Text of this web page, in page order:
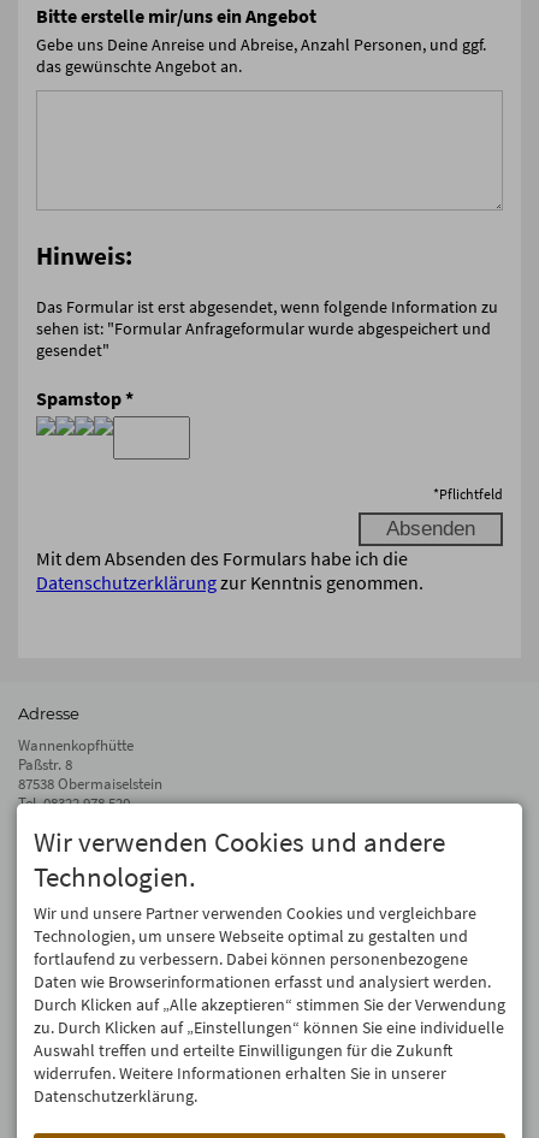
Bitte erstelle mir/uns ein Angebot
Gebe uns Deine Anreise und Abreise, Anzahl Personen, und ggf.
das gewünschte Angebot an.
Hinweis:
Das Formular ist erst abgesendet, wenn folgende Information zu
sehen ist: "Formular Anfrageformular wurde abgespeichert und
gesendet"
Spamstop*
*Pflichtfeld
Mit dem Absenden des Formulars habe ich die
Datenschutzerklärungzur Kenntnis genommen.
Adresse
Wannenkopfhütte
Paßstr. 8
87538 Obermaiselstein
Tel.08322 978 520
info@wannenkopfhuette.de
Auf dem Laufenden bleiben
Wir geben Deine E-Mail-Adresse nicht weiter. Wir mögen auch keinen Spam.
Versprochen! Eine Abmeldung ist jederzeit möglich.
Anmelden
Wir verwenden Cookies und andere
Technologien.
Wir und unsere Partner verwenden Cookies und vergleichbare
Technologien, um unsere Webseite optimal zu gestalten und
fortlaufend zu verbessern. Dabei können personenbezogene
Daten wie Browserinformationen erfasst und analysiert werden.
Durch Klicken auf „Alle akzeptieren“ stimmen Sie der Verwendung
zu. Durch Klicken auf „Einstellungen“ können Sie eine individuelle
Auswahl treffen und erteilte Einwilligungen für die Zukunft
widerrufen. Weitere Informationen erhalten Sie in unserer
Datenschutzerklärung.